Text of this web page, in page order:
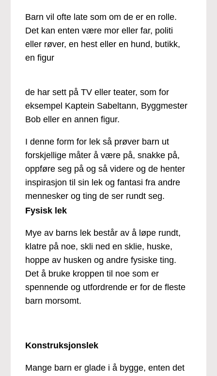
Barn vil ofte late som om de er en rolle.
Det kan enten være mor eller far, politi
eller røver, en hest eller en hund, butikk,
en figur
de har sett på TV eller teater, som for
eksempel Kaptein Sabeltann, Byggmester
Bob eller en annen figur.
I denne form for lek så prøver barn ut
forskjellige måter å være på, snakke på,
oppføre seg på og så videre og de henter
inspirasjon til sin lek og fantasi fra andre
mennesker og ting de ser rundt seg.
Fysisk lek
Mye av barns lek består av å løpe rundt,
klatre på noe, skli ned en sklie, huske,
hoppe av husken og andre fysiske ting.
Det å bruke kroppen til noe som er
spennende og utfordrende er for de fleste
barn morsomt.
Konstruksjonslek
Mange barn er glade i å bygge, enten det